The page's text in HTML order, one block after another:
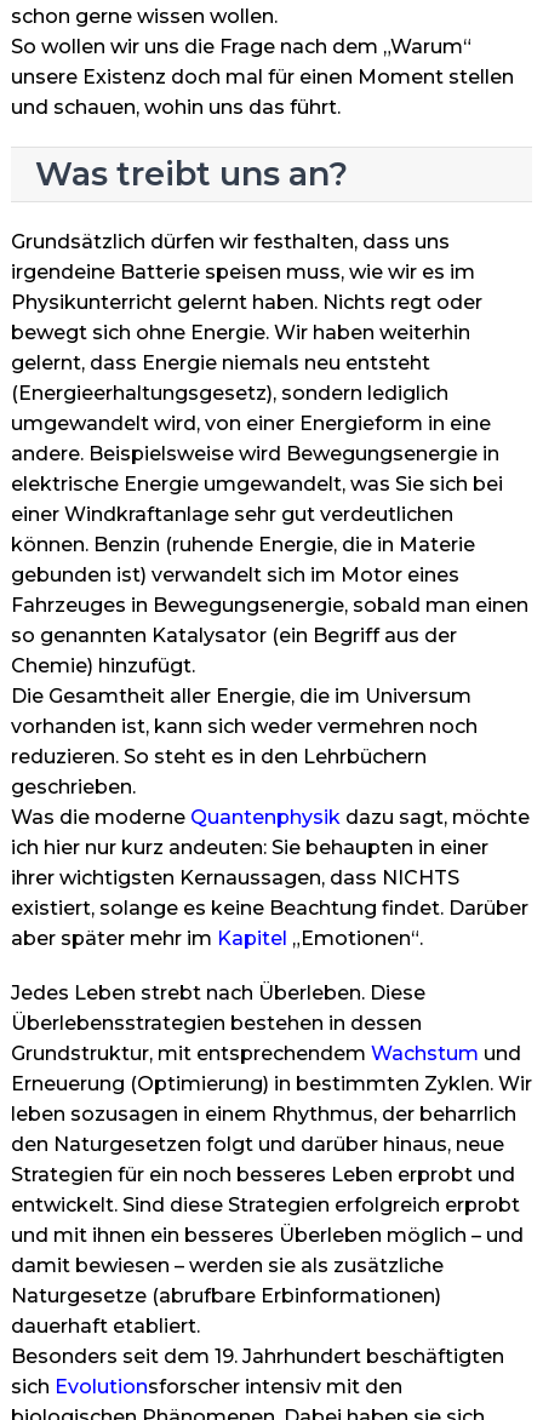
schon gerne wissen wollen.
So wollen wir uns die Frage nach dem „Warum“
unsere Existenz doch mal für einen Moment stellen
und schauen, wohin uns das führt.
Was treibt uns an?
Grundsätzlich dürfen wir festhalten, dass uns
irgendeine Batterie speisen muss, wie wir es im
Physikunterricht gelernt haben. Nichts regt oder
bewegt sich ohne Energie. Wir haben weiterhin
gelernt, dass Energie niemals neu entsteht
(Energieerhaltungsgesetz), sondern lediglich
umgewandelt wird, von einer Energieform in eine
andere. Beispielsweise wird Bewegungsenergie in
elektrische Energie umgewandelt, was Sie sich bei
einer Windkraftanlage sehr gut verdeutlichen
können. Benzin (ruhende Energie, die in Materie
gebunden ist) verwandelt sich im Motor eines
Fahrzeuges in Bewegungsenergie, sobald man einen
so genannten Katalysator (ein Begriff aus der
Chemie) hinzufügt.
Die Gesamtheit aller Energie, die im Universum
vorhanden ist, kann sich weder vermehren noch
reduzieren. So steht es in den Lehrbüchern
geschrieben.
Was die moderne Quantenphysikdazu sagt, möchte
ich hier nur kurz andeuten: Sie behaupten in einer
ihrer wichtigsten Kernaussagen, dass NICHTS
existiert, solange es keine Beachtung findet. Darüber
aber später mehr im Kapitel „Emotionen“.
Jedes Leben strebt nach Überleben. Diese
Überlebensstrategien bestehen in dessen
Grundstruktur, mit entsprechendem Wachstum und
Erneuerung (Optimierung) in bestimmten Zyklen. Wir
leben sozusagen in einem Rhythmus, der beharrlich
den Naturgesetzen folgt und darüber hinaus, neue
Strategien für ein noch besseres Leben erprobt und
entwickelt. Sind diese Strategien erfolgreich erprobt
und mit ihnen ein besseres Überleben möglich – und
damit bewiesen – werden sie als zusätzliche
Naturgesetze (abrufbare Erbinformationen)
dauerhaft etabliert.
Besonders seit dem 19. Jahrhundert beschäftigten
sich Evolutionsforscher intensiv mit den